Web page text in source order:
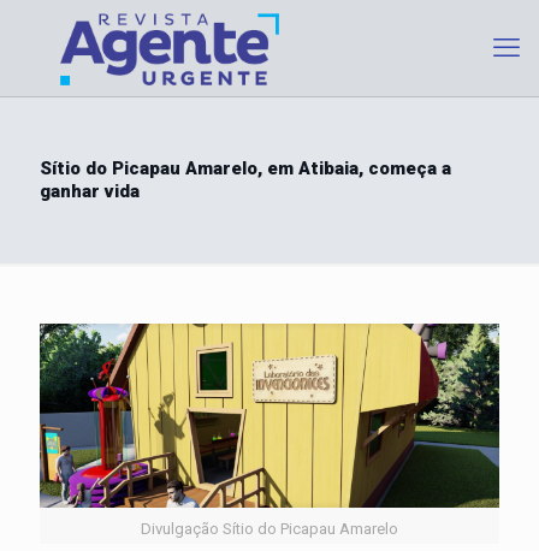
Sítio do Picapau Amarelo, em Atibaia, começa a
ganhar vida
Divulgação Sítio do Picapau Amarelo